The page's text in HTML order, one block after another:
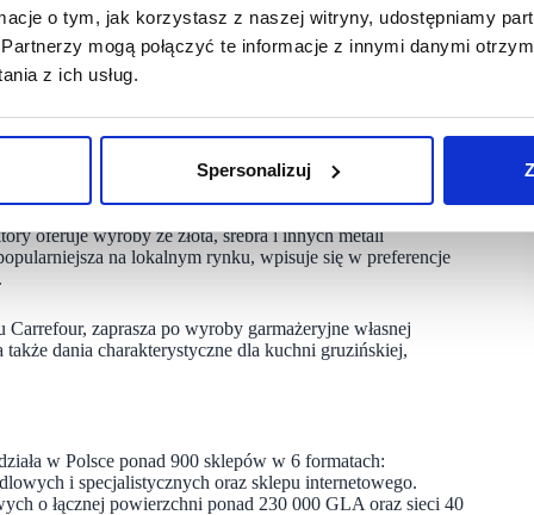
o tym, jak korzystasz z naszej witryny, udostępniamy
mogą połączyć te informacje z innymi danymi
z ich usług.
Spersonalizuj
zna+lazło się 10 nowych marek, a wśród nich
Galeria Zielone Wzgórze zajmuje powierzchnię najmu
i punktach handlowo-usługowych.
stylowego obuwia, toreb oraz dodatków skórzanych.
oraz wyjątkową dbałością o detale, idealnie wpisując się
oferuje wyroby ze złota, srebra i innych metali
na lokalnym rynku, wpisuje się w preferencje
zaprasza po wyroby garmażeryjne własnej
dania charakterystyczne dla kuchni gruzińskiej,
w Polsce ponad 900 sklepów w 6 formatach:
i specjalistycznych oraz sklepu internetowego.
o łącznej powierzchni ponad 230 000 GLA oraz sieci 40